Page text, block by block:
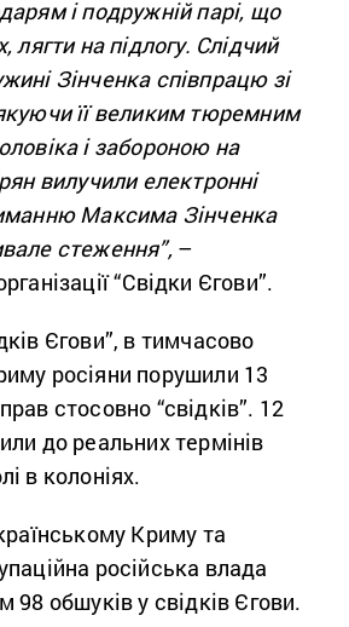
і подружній парі, що
лягти на підлогу. Слідчий
Зінченка співпрацю зі
її великим тюремним
і забороною на
вилучили електронні
Максима Зінченка
стеження”,–
“Свідки Єгови”.
Єгови”, в тимчасово
росіяни порушили 13
стосовно “свідків”. 12
до реальних термінів
в колоніях.
Криму та
російська влада
98 обшуків у свідків Єгови.